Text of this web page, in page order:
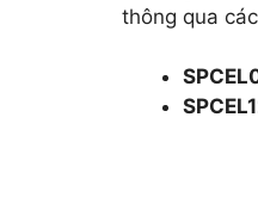
thông qua